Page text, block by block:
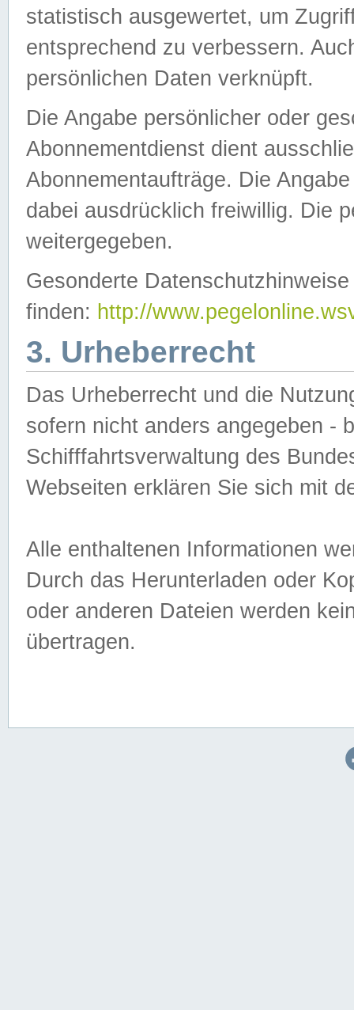
statistisch ausgewertet, um
entsprechend zu verbessern.
persönlichen Daten verknüpft.
Die Angabe persönlicher oder
Abonnementdienst dient
Abonnementaufträge. Die
dabei ausdrücklich freiwillig. Die
weitergegeben.
Gesonderte
finden: http://
3. Urheberrecht
Das Urheberrecht und die
sofern nicht anders angegeben -
Schifffahrtsverwaltung des
Webseiten erklären Sie sich mit
Alle enthaltenen Informationen
Durch das Herunterladen oder
oder anderen Dateien werden
übertragen.